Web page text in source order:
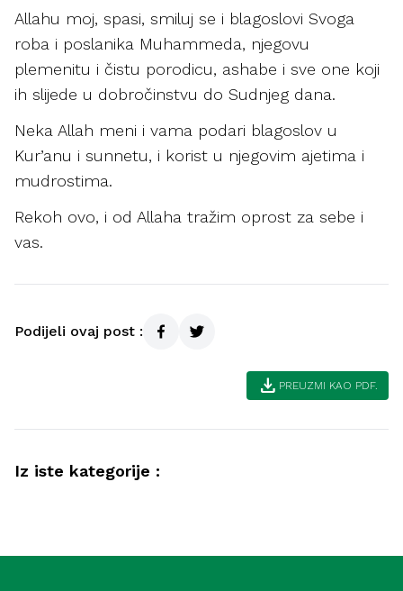
Allahu moj, spasi, smiluj se i blagoslovi Svoga
roba i poslanika Muhammeda, njegovu
plemenitu i čistu porodicu, ashabe i sve one koji
ih slijede u dobročinstvu do Sudnjeg dana.
Neka Allah meni i vama podari blagoslov u
Kur’anu i sunnetu, i korist u njegovim ajetima i
mudrostima.
Rekoh ovo, i od Allaha tražim oprost za sebe i
vas.
Podijeli ovaj post :
download PREUZMI KAO PDF.
Iz iste kategorije :